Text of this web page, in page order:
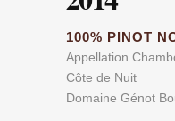
100% PINOT
Appellation
Côte de Nuit
Domaine Génot